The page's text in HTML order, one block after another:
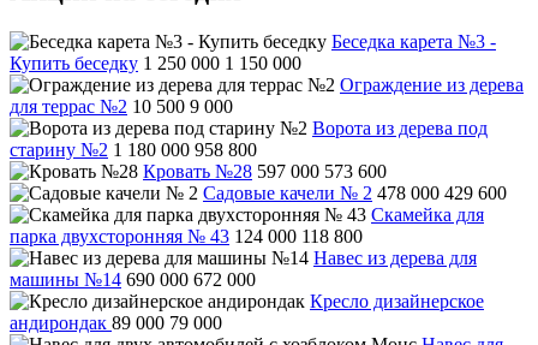
Беседка карета №3 -
Купить беседку 1 250 000 1 150 000
Ограждение из дерева
для террас №2 10 500 9 000
Ворота из дерева под
старину №2 1 180 000 958 800
Кровать №28 597 000 573 600
Садовые качели № 2 478 000 429 600
Скамейка для
парка двухсторонняя № 43 124 000 118 800
Навес из дерева для
машины №14 690 000 672 000
Кресло дизайнерское
андирондак 89 000 79 000